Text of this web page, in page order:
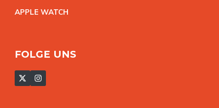
APPLE WATCH
FOLGE UNS